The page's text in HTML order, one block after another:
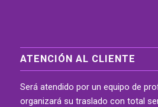
ATENCIÓN AL CLIENTE
Será atendido por un equipo de
organizará su traslado con total